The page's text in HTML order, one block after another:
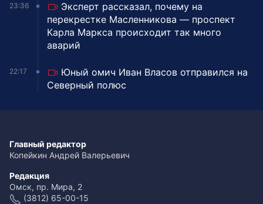
23:36
Эксперт рассказал, почему на
перекрестке Масленникова — проспект
Карла Маркса происходит так много
аварий
22:17
Юный омич Иван Власов отправился на
Северный полюс
Главный редактор
Копейкин Андрей Валерьевич
Редакция
Омск, пр. Мира, 2
(3812) 65-00-15